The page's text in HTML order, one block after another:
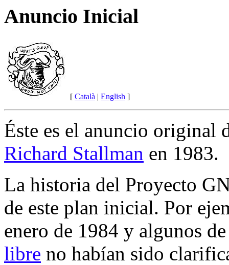
Anuncio Inicial
[ Català | English ]
Éste es el anuncio original
Richard Stallman en 1983.
La historia del Proyecto
de este plan inicial. Por
enero de 1984 y algunos
libre no habían sido